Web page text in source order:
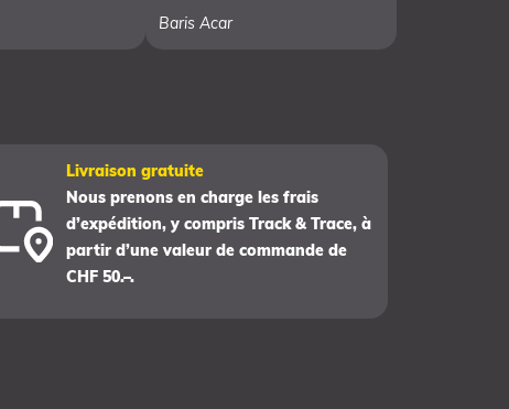
Baris Acar
Livraison gratuite
Nous prenons en charge les frais
d’expédition, y compris Track & Trace, à
partir d’une valeur de commande de
CHF 50.–.